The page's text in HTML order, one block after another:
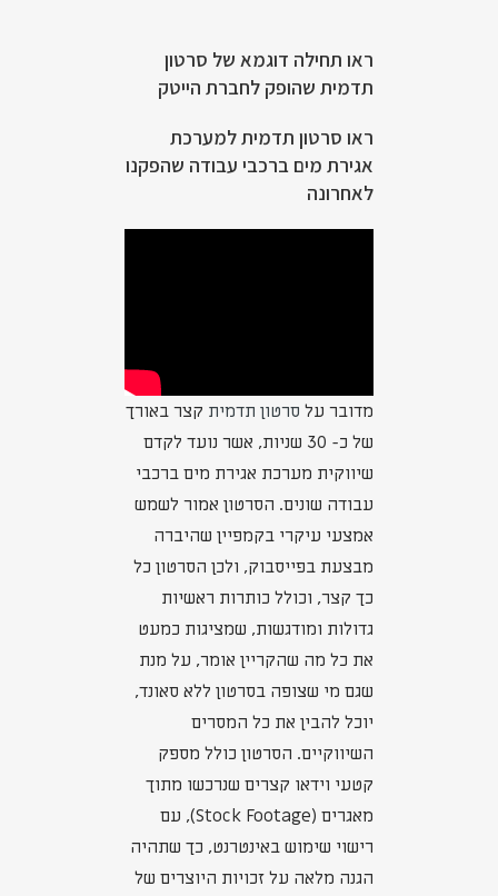
ראו תחילה דוגמא של סרטון
תדמית שהופק לחברת הייטק
ראו סרטון תדמית למערכת
אגירת מים ברכבי עבודה שהפקנו
לאחרונה
מדובר על סרטון תדמית קצר באורך
של כ- 30 שניות, אשר נועד לקדם
שיווקית מערכת אגירת מים ברכבי
עבודה שונים. הסרטון אמור לשמש
אמצעי עיקרי בקמפיין שהיברה
מבצעת בפייסבוק, ולכן הסרטון כל
כך קצר, וכולל כותרות ראשיות
גדולות ומודגשות, שמציגות כמעט
את כל מה שהקריין אומר, על מנת
שגם מי שצופה בסרטון ללא סאונד,
יוכל להבין את כל המסרים
השיווקיים. הסרטון כולל מספק
קטעי וידאו קצרים שנרכשו מתוך
מאגרים (Stock Footage), עם
רישוי שימוש באינטרנט, כך שתהיה
הגנה מלאה על זכויות היוצרים של